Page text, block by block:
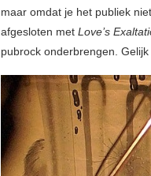
maar omdat je het publiek
afgesloten met Love’s
pubrock onderbrengen.